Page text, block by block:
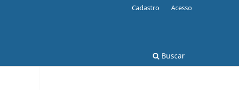
Buscar
Cadastro Acesso